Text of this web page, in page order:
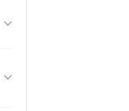

